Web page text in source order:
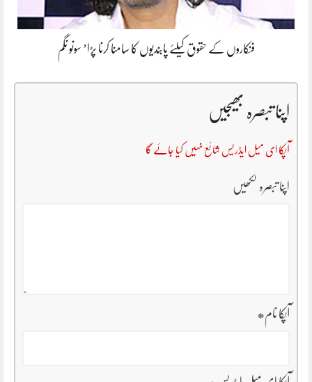
فنکاروں کے حقوق کیلئے پابندیوں کا سامنا کرنا پڑا’ سونو نگم
اپنا تبصرہ بھیجیں
آپکا ای میل ایڈریس شائع نہیں کیا جائے گا
اپنا تبصرہ لکھیں
آپکا نام*